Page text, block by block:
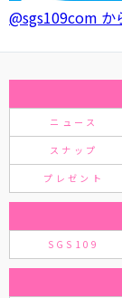
@sgs109com か
ニュース
スナップ
プレゼント
SGS109